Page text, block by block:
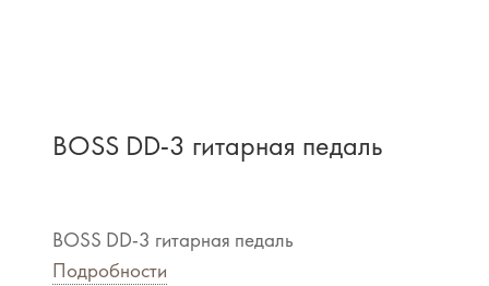
BOSS DD-3 гитарная педаль
BOSS DD-3 гитарная педаль
Подробности